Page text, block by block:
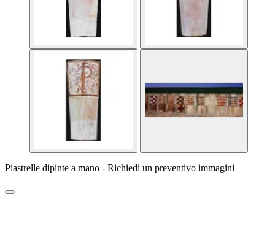
Piastrelle dipinte a mano - Richiedi un preventivo immagini